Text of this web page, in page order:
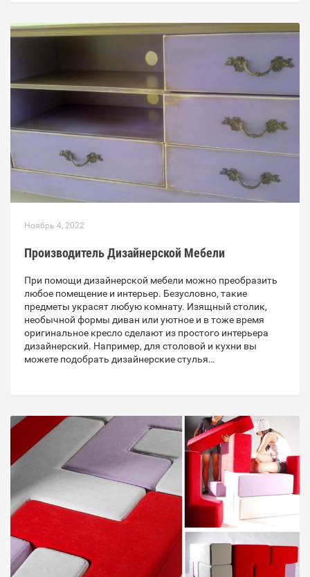
Ноябрь 4, 2022
Производитель Дизайнерской Мебели
При помощи дизайнерской мебели можно преобразить
любое помещение и интерьер. Безусловно, такие
предметы украсят любую комнату. Изящный столик,
необычной формы диван или уютное и в тоже время
оригинальное кресло сделают из простого интерьера
дизайнерский. Например, для столовой и кухни вы
можете подобрать дизайнерские стулья…